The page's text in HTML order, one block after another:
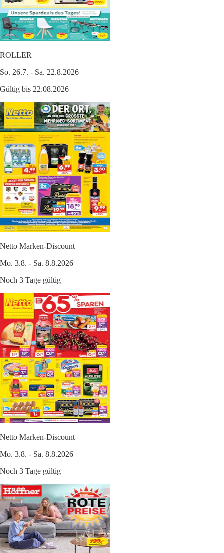
ROLLER
So. 26.7. - Sa. 22.8.2026
Gültig bis 22.08.2026
Netto Marken-Discount
Mo. 3.8. - Sa. 8.8.2026
Noch 3 Tage gültig
Netto Marken-Discount
Mo. 3.8. - Sa. 8.8.2026
Noch 3 Tage gültig